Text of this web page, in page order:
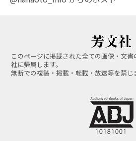
このページに掲載された全ての画像・文
社に帰属します。
無断での複製・掲載・転載・放送等を禁じ